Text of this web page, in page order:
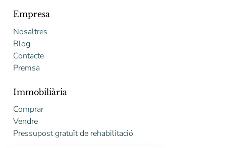
Empresa
Nosaltres
Blog
Contacte
Premsa
Immobiliària
Comprar
Vendre
Pressupost gratuït de rehabilitació